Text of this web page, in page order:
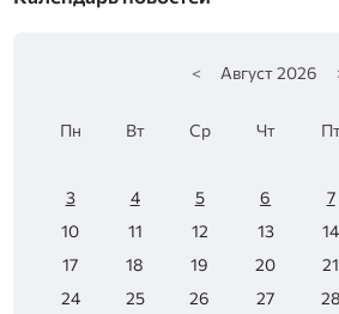
< Август 2026
Пн Вт Ср Чт
3
4 5 6 7
10
11 12 13 14
17
18 19 20 21
24
25 26 27 28